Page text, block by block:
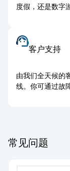
度假，还是数字
客户支持
由我们全天候的
线。你可通过故
常见问题